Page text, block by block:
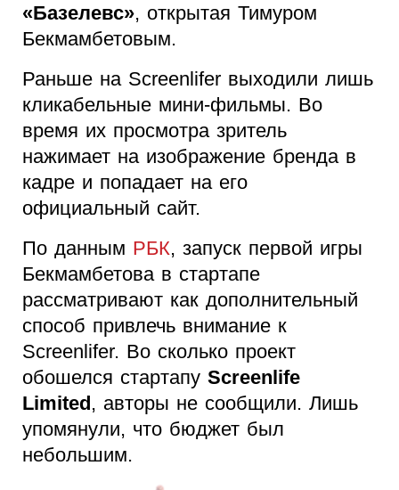
«Базелевс», открытая Тимуром
Бекмамбетовым.
Раньше на Screenlifer выходили лишь
кликабельные мини-фильмы. Во
время их просмотра зритель
нажимает на изображение бренда в
кадре и попадает на его
официальный сайт.
По данным РБК, запуск первой игры
Бекмамбетова в стартапе
рассматривают как дополнительный
способ привлечь внимание к
Screenlifer. Во сколько проект
обошелся стартапу Screenlife
Limited, авторы не сообщили. Лишь
упомянули, что бюджет был
небольшим.